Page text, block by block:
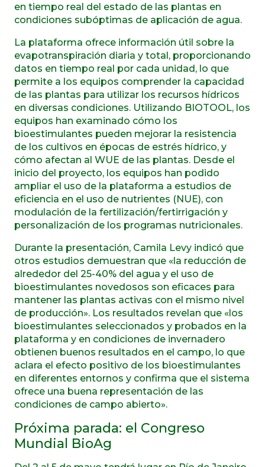
en tiempo real del estado de las plantas en
condiciones subóptimas de aplicación de agua.
La plataforma ofrece información útil sobre la
evapotranspiración diaria y total, proporcionando
datos en tiempo real por cada unidad, lo que
permite a los equipos comprender la capacidad
de las plantas para utilizar los recursos hídricos
en diversas condiciones. Utilizando BIOTOOL, los
equipos han examinado cómo los
bioestimulantes pueden mejorar la resistencia
de los cultivos en épocas de estrés hídrico, y
cómo afectan al WUE de las plantas. Desde el
inicio del proyecto, los equipos han podido
ampliar el uso de la plataforma a estudios de
eficiencia en el uso de nutrientes (NUE), con
modulación de la fertilización/fertirrigación y
personalización de los programas nutricionales.
Durante la presentación, Camila Levy indicó que
otros estudios demuestran que «la reducción de
alrededor del 25-40% del agua y el uso de
bioestimulantes novedosos son eficaces para
mantener las plantas activas con el mismo nivel
de producción». Los resultados revelan que «los
bioestimulantes seleccionados y probados en la
plataforma y en condiciones de invernadero
obtienen buenos resultados en el campo, lo que
aclara el efecto positivo de los bioestimulantes
en diferentes entornos y confirma que el sistema
ofrece una buena representación de las
condiciones de campo abierto».
Próxima parada: el Congreso
Mundial BioAg